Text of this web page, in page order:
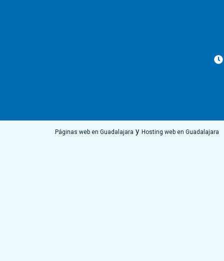
Páginas web en Guadalajara y Hosting web en Guadalajara